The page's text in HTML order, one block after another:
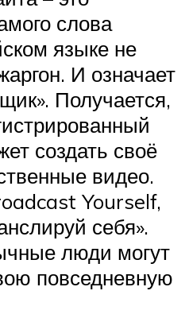
слова
языке не
И означает
Получается,
создать своё
видео.
Yourself,
себя».
люди могут
повседневную